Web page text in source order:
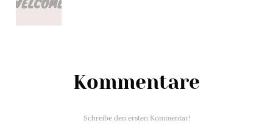
Kommentare
Schreibe den ersten Kommentar!